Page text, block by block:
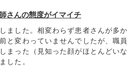
さんの態度がイマイチ
ました。相変わらず患者さんが多か
と変わっていませんでしたが、職員
まった（見知った顔がほとんどいな
した。